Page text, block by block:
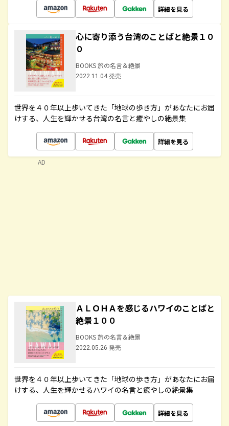
詳細を見る
心に寄り添う台湾のことばと絶景１０
０
BOOKS 旅の名言＆絶景
2022.11.04 発売
世界を４０年以上歩いてきた「地球の歩き方」があなたにお届
けする、人生を輝かせる台湾の名言と癒やしの絶景集
詳細を見る
ＡＬＯＨＡを感じるハワイのことばと
絶景１００
BOOKS 旅の名言＆絶景
2022.05.26 発売
世界を４０年以上歩いてきた「地球の歩き方」があなたにお届
けする、人生を輝かせるハワイの名言と癒やしの絶景集
詳細を見る
AD